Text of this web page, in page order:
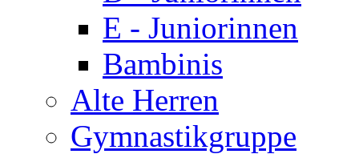
E - Juniorinnen
Bambinis
Alte Herren
Gymnastikgruppe